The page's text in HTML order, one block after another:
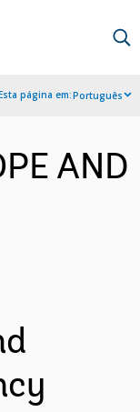
página em:Português
AND